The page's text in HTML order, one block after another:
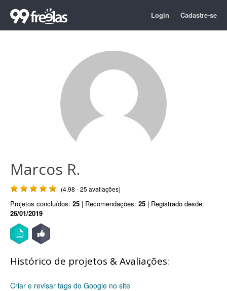
Login Cadastre-se
Marcos R.
(4.98 - 25 avaliações)
Projetos concluídos: 25 | Recomendações: 25 | Registrado desde:
26/01/2019
Histórico de projetos & Avaliações:
Criar e revisar tags do Google no site